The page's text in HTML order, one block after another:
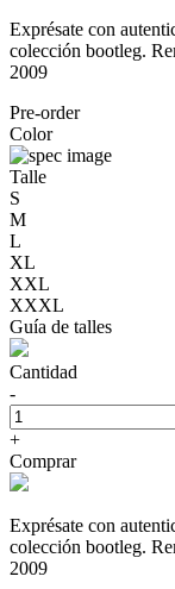
Exprésate con
colección bootleg.
2009
Pre-order
Color
Talle
S
M
L
XL
XXL
XXXL
Guía de talles
Cantidad
-
+
Comprar
Exprésate con
colección bootleg.
2009